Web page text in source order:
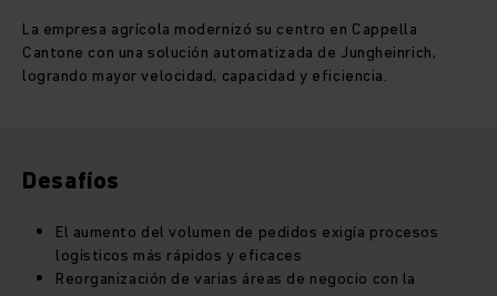
La empresa agrícola modernizó su centro en Cappella
Cantone con una solución automatizada de Jungheinrich,
logrando mayor velocidad, capacidad y eficiencia.
Desafíos
El aumento del volumen de pedidos exigía procesos
logísticos más rápidos y eficaces
Reorganización de varias áreas de negocio con la